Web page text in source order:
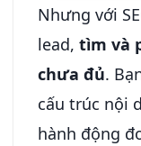
Nhưng với
lead, tìm và
chưa đủ.
cấu trúc nội
hành động